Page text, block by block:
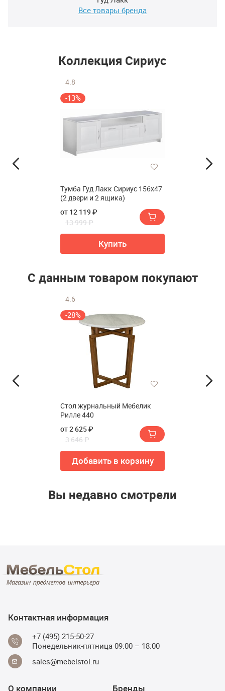
Все товары бренда
Коллекция Сириус
4.8
-13%
Тумба Гуд Лакк Сириус 156х47
(2 двери и 2 ящика)
от 12 119 ₽
13 999 ₽
Купить
С данным товаром покупают
4.6
-28%
Стол журнальный Мебелик
Рилле 440
от 2 625 ₽
3 646 ₽
Добавить в корзину
Вы недавно смотрели
Контактная информация
+7 (495) 215-50-27
Понедельник-пятница 09:00 – 18:00
sales@mebelstol.ru
О компании Бренды